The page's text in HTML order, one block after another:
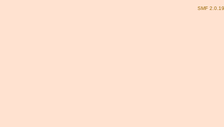
SMF 2.0.19